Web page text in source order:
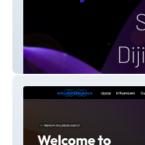
SerNis Dijital Ajans